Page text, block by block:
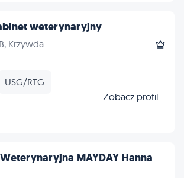
weterynaryjny
Krzywda
USG/RTG
Zobacz profil
MAYDAY Hanna